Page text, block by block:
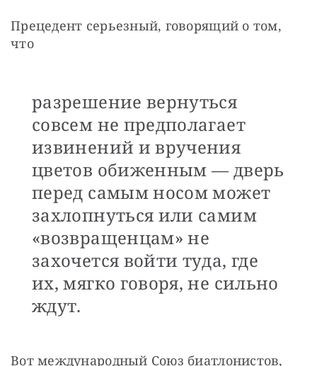
Прецедент серьезный, говорящий о том,
что
разрешение вернуться
совсем не предполагает
извинений и вручения
цветов обиженным — дверь
перед самым носом может
захлопнуться или самим
«возвращенцам» не
захочется войти туда, где
их, мягко говоря, не сильно
ждут.
Вот международный Союз биатлонистов,